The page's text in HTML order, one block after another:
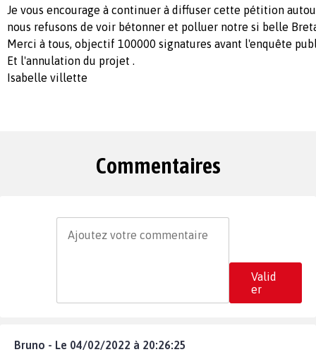
Je vous encourage à continuer à diffuser cette pétition
nous refusons de voir bétonner et polluer notre si belle
Merci à tous, objectif 100000 signatures avant l'enquête
Et l'annulation du projet .
Isabelle villette
Commentaires
Valid
er
Bruno - Le 04/02/2022 à 20:26:25